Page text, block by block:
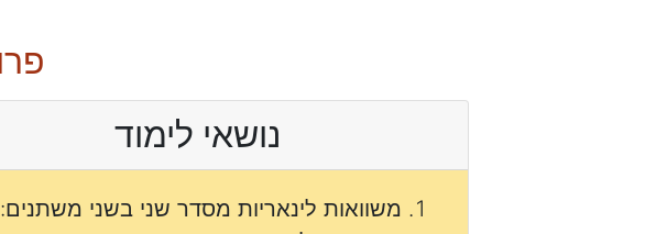
נושאי לימוד
משוואות לינאריות מסדר שני בשני משתנים: